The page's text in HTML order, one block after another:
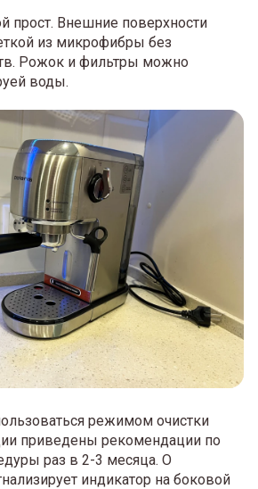
прост. Внешние поверхности
из микрофибры без
Рожок и фильтры можно
воды.
режимом очистки
приведены рекомендации по
раз в 2-3 месяца. О
индикатор на боковой